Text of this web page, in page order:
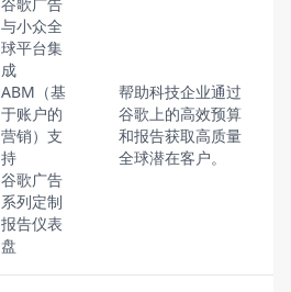
与小众全
球平台集
成
ABM（基
于账户的
营销）支
持
谷歌广告
系列定制
报告仪表
盘
帮助科技企业通过
谷歌上的高效预算
和报告获取高质量
全球潜在客户。